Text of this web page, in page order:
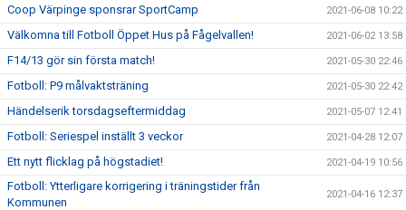
Coop Värpinge sponsrar SportCamp 2021-06-08 10:22
Välkomna till Fotboll Öppet Hus på Fågelvallen! 2021-06-02 13:58
F14/13 gör sin första match! 2021-05-30 22:46
Fotboll: P9 målvaktsträning 2021-05-30 22:42
Händelserik torsdagseftermiddag 2021-05-07 12:41
Fotboll: Seriespel inställt 3 veckor 2021-04-28 12:07
Ett nytt flicklag på högstadiet! 2021-04-19 10:56
Fotboll: Ytterligare korrigering i träningstider från
Kommunen
2021-04-16 12:37